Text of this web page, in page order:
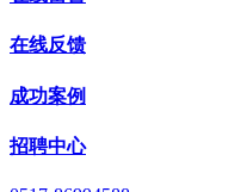
在线反馈
成功案例
招聘中心